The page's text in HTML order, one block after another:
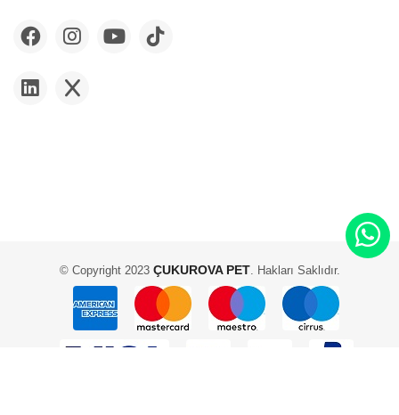
© Copyright 2023ÇUKUROVA PET. Hakları Saklıdır.